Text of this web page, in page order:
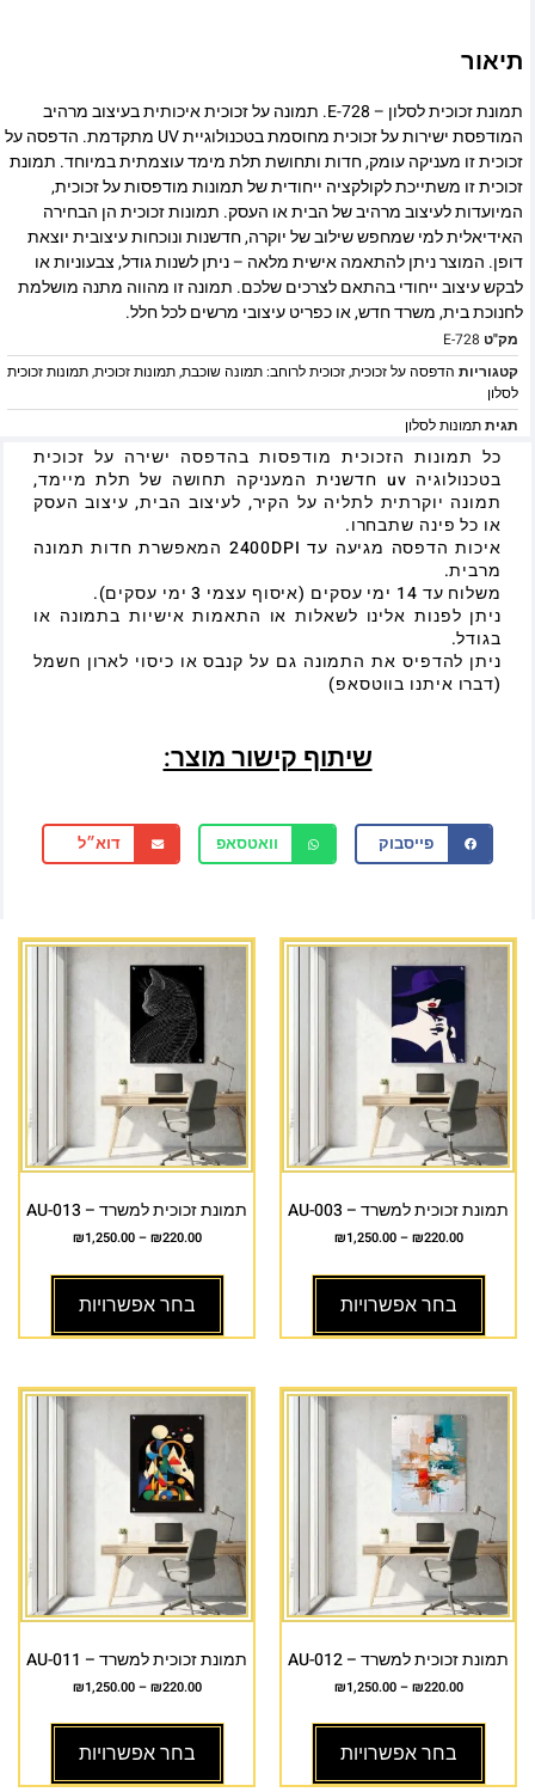
תיאור
תמונת זכוכית לסלון – E-728. תמונה על זכוכית איכותית בעיצוב מרהיב
המודפסת ישירות על זכוכית מחוסמת בטכנולוגיית UV מתקדמת. הדפסה על
זכוכית זו מעניקה עומק, חדות ותחושת תלת מימד עוצמתית במיוחד. תמונת
זכוכית זו משתייכת לקולקציה ייחודית של תמונות מודפסות על זכוכית,
המיועדות לעיצוב מרהיב של הבית או העסק. תמונות זכוכית הן הבחירה
האידיאלית למי שמחפש שילוב של יוקרה, חדשנות ונוכחות עיצובית יוצאת
דופן. המוצר ניתן להתאמה אישית מלאה – ניתן לשנות גודל, צבעוניות או
לבקש עיצוב ייחודי בהתאם לצרכים שלכם. תמונה זו מהווה מתנה מושלמת
לחנוכת בית, משרד חדש, או כפריט עיצובי מרשים לכל חלל.
מק"ט E-728
קטגוריות הדפסה על זכוכית,זכוכית לרוחב: תמונה שוכבת,תמונות זכוכית,תמונות זכוכית
לסלון
תגיתתמונות לסלון
כל תמונות הזכוכית מודפסות בהדפסה ישירה על זכוכית
בטכנולוגיה uv חדשנית המעניקה תחושה של תלת מיימד,
תמונה יוקרתית לתליה על הקיר, לעיצוב הבית, עיצוב העסק
או כל פינה שתבחרו.
איכות הדפסה מגיעה עד 2400DPI המאפשרת חדות תמונה
מרבית.
משלוח עד 14 ימי עסקים (איסוף עצמי 3 ימי עסקים).
ניתן לפנות אלינו לשאלות או התאמות אישיות בתמונה או
בגודל.
ניתן להדפיס את התמונה גם על קנבס או כיסוי לארון חשמל
(דברו איתנו בווטסאפ)
שיתוף קישור מוצר:
פייסבוק וואטסאפ דוא״ל
תמונת זכוכית למשרד – AU-003
₪220.00
–
₪1,250.00
בחר אפשרויות
תמונת זכוכית למשרד – AU-013
₪220.00
–
₪1,250.00
בחר אפשרויות
תמונת זכוכית למשרד – AU-012
₪220.00
–
₪1,250.00
בחר אפשרויות
תמונת זכוכית למשרד – AU-011
₪220.00
–
₪1,250.00
בחר אפשרויות